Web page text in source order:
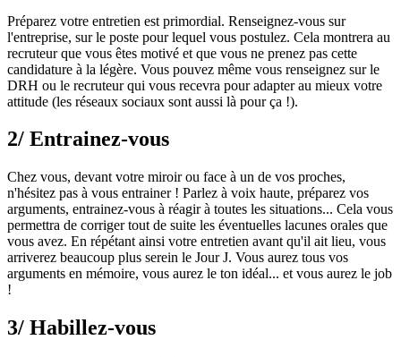
Préparez votre entretien est primordial. Renseignez-vous sur
l'entreprise, sur le poste pour lequel vous postulez. Cela montrera au
recruteur que vous êtes motivé et que vous ne prenez pas cette
candidature à la légère. Vous pouvez même vous renseignez sur le
DRH ou le recruteur qui vous recevra pour adapter au mieux votre
attitude (les réseaux sociaux sont aussi là pour ça !).
2/ Entrainez-vous
Chez vous, devant votre miroir ou face à un de vos proches,
n'hésitez pas à vous entrainer ! Parlez à voix haute, préparez vos
arguments, entrainez-vous à réagir à toutes les situations... Cela vous
permettra de corriger tout de suite les éventuelles lacunes orales que
vous avez. En répétant ainsi votre entretien avant qu'il ait lieu, vous
arriverez beaucoup plus serein le Jour J. Vous aurez tous vos
arguments en mémoire, vous aurez le ton idéal... et vous aurez le job
!
3/ Habillez-vous